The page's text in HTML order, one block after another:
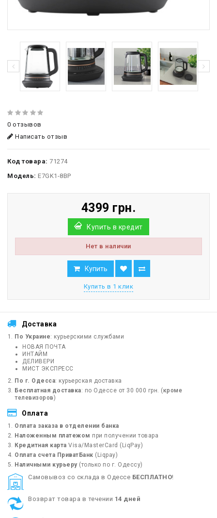
0 отзывов
Написать отзыв
Код товара: 71274
Модель: E7GK1-8BP
4399 грн.
Купить в кредит
Нет в наличии
Купить
Купить в 1 клик
Доставка
По Украине: курьерскими службами
НОВАЯ ПОЧТА
ИНТАЙМ
ДЕЛИВЕРИ
МИСТ ЭКСПРЕСС
По г. Одесса: курьерская доставка
Бесплатная доставка: по Одессе от 30 000 грн. (кроме
телевизоров)
Оплата
Оплата заказа в отделении банка
Наложенным платежом при получении товара
Кредитная карта Visa/MasterCard (LiqPay)
Оплата счета ПриватБанк (Liqpay)
Наличными курьеру(только по г. Одессу)
Cамовывоз со склада в Одессе БЕСПЛАТНО!
Возврат товара в течении 14 дней